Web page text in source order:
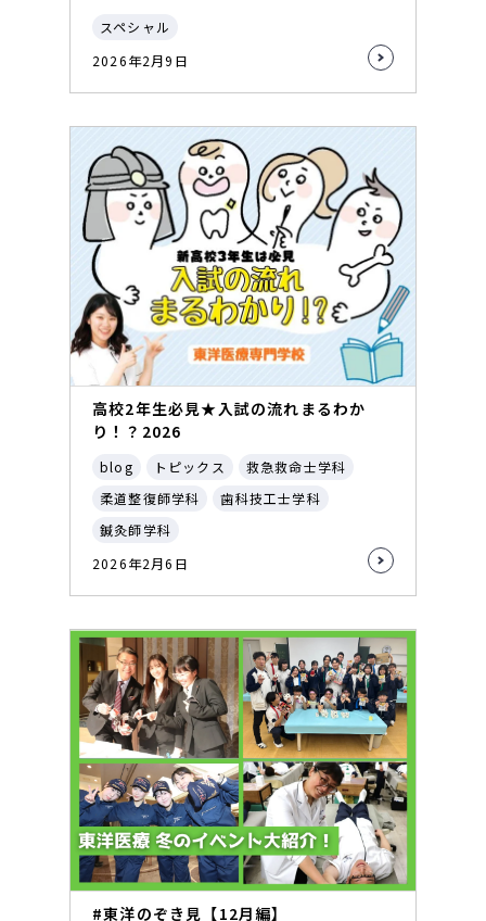
スペシャル
2026年2月9日
高校2年生必見★入試の流れまるわか
り！？2026
blog トピックス
救急救命士学科
柔道整復師学科
歯科技工士学科
鍼灸師学科
2026年2月6日
#東洋のぞき見【12月編】